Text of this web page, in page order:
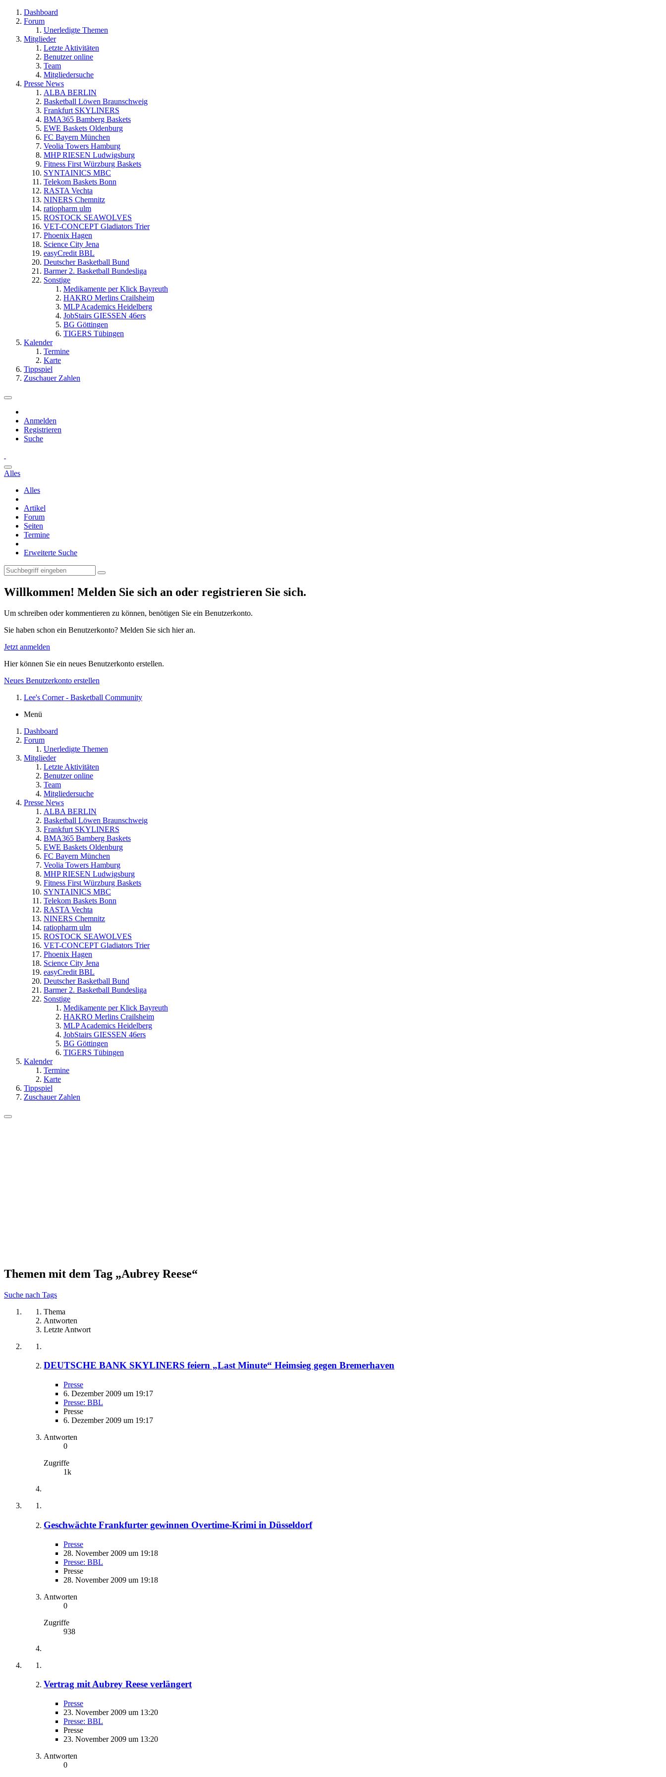
Dashboard
Forum
Unerledigte Themen
Mitglieder
Letzte Aktivitäten
Benutzer online
Team
Mitgliedersuche
Presse News
ALBA BERLIN
Basketball Löwen Braunschweig
Frankfurt SKYLINERS
BMA365 Bamberg Baskets
EWE Baskets Oldenburg
FC Bayern München
Veolia Towers Hamburg
MHP RIESEN Ludwigsburg
Fitness First Würzburg Baskets
SYNTAINICS MBC
Telekom Baskets Bonn
RASTA Vechta
NINERS Chemnitz
ratiopharm ulm
ROSTOCK SEAWOLVES
VET-CONCEPT Gladiators Trier
Phoenix Hagen
Science City Jena
easyCredit BBL
Deutscher Basketball Bund
Barmer 2. Basketball Bundesliga
Sonstige
Medikamente per Klick Bayreuth
HAKRO Merlins Crailsheim
MLP Academics Heidelberg
JobStairs GIESSEN 46ers
BG Göttingen
TIGERS Tübingen
Kalender
Termine
Karte
Tippspiel
Zuschauer Zahlen
Anmelden
Registrieren
Suche
Alles
Alles
Artikel
Forum
Seiten
Termine
Erweiterte Suche
Willkommen! Melden Sie sich an oder registrieren Sie sich.
Um schreiben oder kommentieren zu können, benötigen Sie ein Benutzerkonto.
Sie haben schon ein Benutzerkonto? Melden Sie sich hier an.
Jetzt anmelden
Hier können Sie ein neues Benutzerkonto erstellen.
Neues Benutzerkonto erstellen
Lee's Corner - Basketball Community
Menü
Dashboard
Forum
Unerledigte Themen
Mitglieder
Letzte Aktivitäten
Benutzer online
Team
Mitgliedersuche
Presse News
ALBA BERLIN
Basketball Löwen Braunschweig
Frankfurt SKYLINERS
BMA365 Bamberg Baskets
EWE Baskets Oldenburg
FC Bayern München
Veolia Towers Hamburg
MHP RIESEN Ludwigsburg
Fitness First Würzburg Baskets
SYNTAINICS MBC
Telekom Baskets Bonn
RASTA Vechta
NINERS Chemnitz
ratiopharm ulm
ROSTOCK SEAWOLVES
VET-CONCEPT Gladiators Trier
Phoenix Hagen
Science City Jena
easyCredit BBL
Deutscher Basketball Bund
Barmer 2. Basketball Bundesliga
Sonstige
Medikamente per Klick Bayreuth
HAKRO Merlins Crailsheim
MLP Academics Heidelberg
JobStairs GIESSEN 46ers
BG Göttingen
TIGERS Tübingen
Kalender
Termine
Karte
Tippspiel
Zuschauer Zahlen
Themen mit dem Tag „Aubrey Reese“
Suche nach Tags
Thema
Antworten
Letzte Antwort
DEUTSCHE BANK SKYLINERS feiern „Last Minute“ Heimsieg gegen Bremerhaven
Presse
6. Dezember 2009 um 19:17
Presse: BBL
Presse
6. Dezember 2009 um 19:17
Antworten
0
Zugriffe
1k
Geschwächte Frankfurter gewinnen Overtime-Krimi in Düsseldorf
Presse
28. November 2009 um 19:18
Presse: BBL
Presse
28. November 2009 um 19:18
Antworten
0
Zugriffe
938
Vertrag mit Aubrey Reese verlängert
Presse
23. November 2009 um 13:20
Presse: BBL
Presse
23. November 2009 um 13:20
Antworten
0